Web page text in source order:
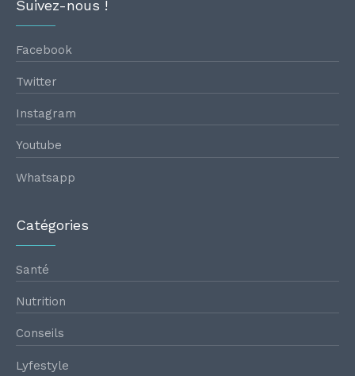
Suivez-nous !
Facebook
Twitter
Instagram
Youtube
Whatsapp
Catégories
Santé
Nutrition
Conseils
Lyfestyle